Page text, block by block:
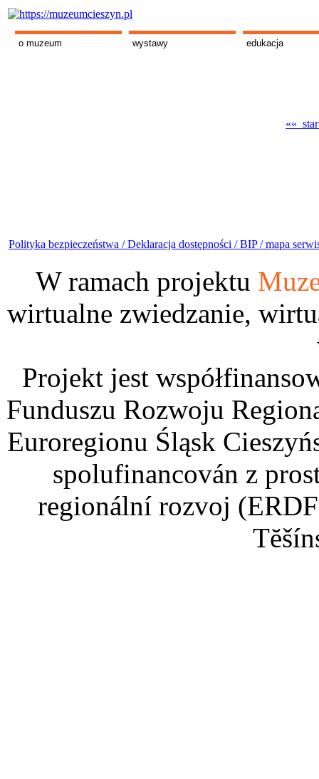
o muzeum wystawy edukacja
««
Polityka bezpieczeństwa /Deklaracja dostępności /BIP /mapa
W ramach projektu
wirtualne zwiedzanie,
Projekt jest
Funduszu Rozwoju
Euroregionu Śląsk
spolufinancován z
regionální rozvoj